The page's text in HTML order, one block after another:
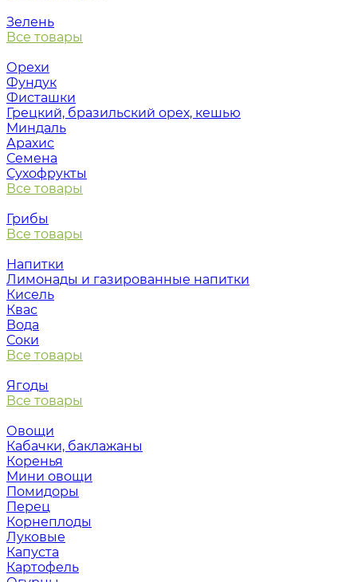
Зелень
Все товары
Орехи
Фундук
Фисташки
Грецкий, бразильский орех, кешью
Миндаль
Арахис
Семена
Сухофрукты
Все товары
Грибы
Все товары
Напитки
Лимонады и газированные напитки
Кисель
Квас
Вода
Соки
Все товары
Ягоды
Все товары
Овощи
Кабачки, баклажаны
Коренья
Мини овощи
Помидоры
Перец
Корнеплоды
Луковые
Капуста
Картофель